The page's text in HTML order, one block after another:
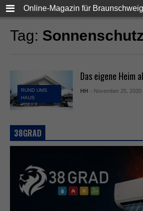
Online-Magazin für
Tag:
RUND UMS
HAUS
Das eigene Heim
HH - November 25, 2020
38GRAD